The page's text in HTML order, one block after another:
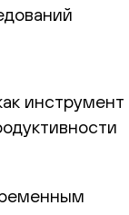
инструмент